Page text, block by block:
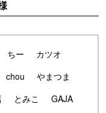
ちー
カツオ
chou
やまつま
とみこ
GAJA